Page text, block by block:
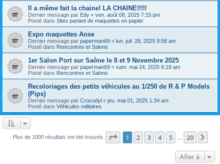
Il a même fait la chaine! LA CHAINE!!!!!
Dernier message par Edy « ven. août 08, 2025 7:15 pm
Posté dans Sites parlant de maquettes en papier
Expo maquettes Anse
Dernier message par paperman69 « lun. juil. 28, 2025 8:58 am
Posté dans Rencontres et Salons
1er Salon Port sur Saône le 8 et 9 Novembre 2025
Dernier message par paperman69 « sam. mai 24, 2025 8:19 am
Posté dans Rencontres et Salons
Recoloriages des petits véhicules au 1/250 de R & P Models
(Pips)
Dernier message par Crocodyl « jeu. mai 01, 2025 1:34 am
Posté dans Véhicules militaires
Plus de 1000 résultats ont été trouvés Page 1sur20
1 2 3 4 5 20
Aller à